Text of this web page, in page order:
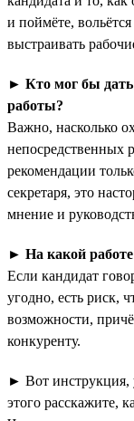
и поймёте,
выстраивать
► Кто мог бы
работы?
Важно, насколько
непосредственных
рекомендации
секретаря, это
мнение и
► На какой
Если кандидат
угодно, есть риск,
возможности,
конкуренту.
► Вот инструкция,
этого расскажите,